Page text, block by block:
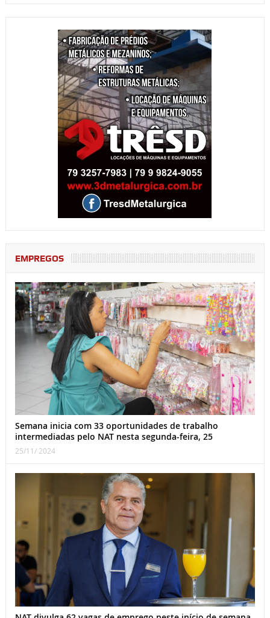
EMPREGOS
Semana inicia com 33 oportunidades de trabalho
intermediadas pelo NAT nesta segunda-feira, 25
25/11/ 2024